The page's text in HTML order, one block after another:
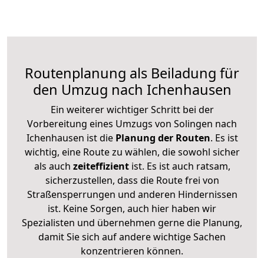
Routenplanung als Beiladung für
den Umzug nach Ichenhausen
Ein weiterer wichtiger Schritt bei der
Vorbereitung eines Umzugs von Solingen nach
Ichenhausen ist diePlanung der Routen. Es ist
wichtig, eine Route zu wählen, die sowohl sicher
als auch zeiteffizientist. Es ist auch ratsam,
sicherzustellen, dass die Route frei von
Straßensperrungen und anderen Hindernissen
ist. Keine Sorgen, auch hier haben wir
Spezialisten und übernehmen gerne die Planung,
damit Sie sich auf andere wichtige Sachen
konzentrieren können.